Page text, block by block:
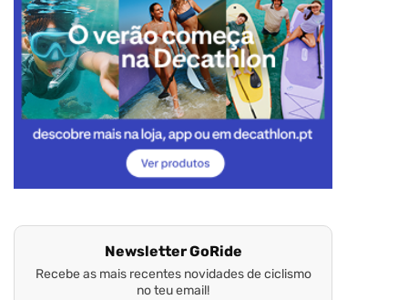
Newsletter GoRide
Recebe as mais recentes novidades de ciclismo
no teu email!